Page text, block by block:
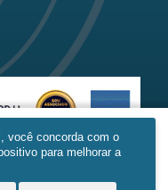
Contato Mais
você concorda com o
para melhorar a